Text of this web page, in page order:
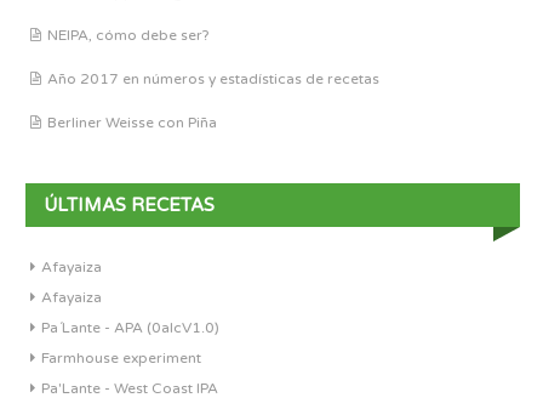
NEIPA, cómo debe ser?
Año 2017 en números y estadísticas de recetas
Berliner Weisse con Piña
ÚLTIMAS RECETAS
Afayaiza
Afayaiza
Pa´Lante - APA (0alcV1.0)
Farmhouse experiment
Pa'Lante - West Coast IPA